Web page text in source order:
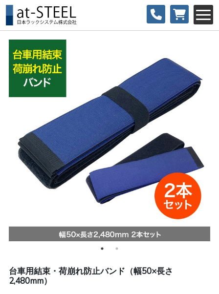
台車用結束・荷崩れ防止バンド（幅50×長さ
2,480mm）